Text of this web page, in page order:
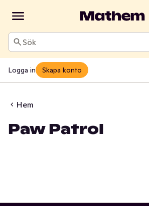
Sök
Logga in Skapa konto
Hem
Paw Patrol